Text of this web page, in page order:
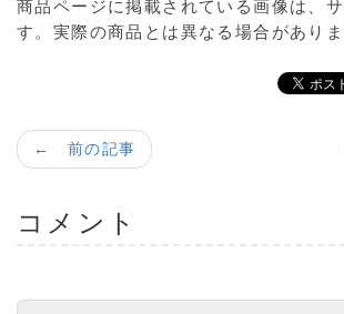
商品ページに掲載されている画像は、
す。実際の商品とは異なる場合がありま
← 前の記事
コメント